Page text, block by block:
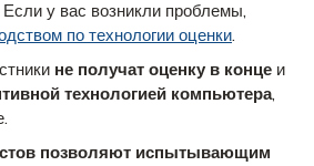
у вас возникли проблемы,
по технологии оценки.
не получат оценку в конце и
технологией компьютера,
позволяют испытывающим